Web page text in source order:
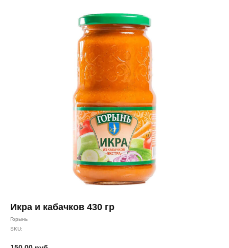
Икра и кабачков 430 гр
Горынь
SKU: